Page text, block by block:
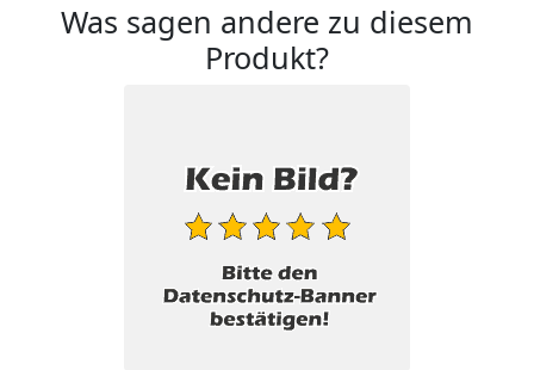
Was sagen andere zu diesem
Produkt?